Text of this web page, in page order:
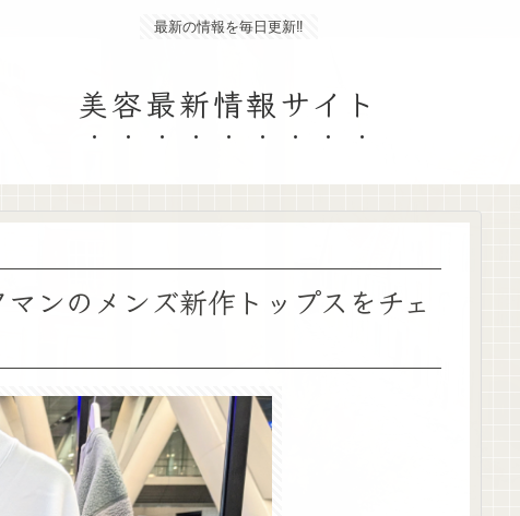
最新の情報を毎日更新‼
美容最新情報サイト
ンのメンズ新作トップスをチェ